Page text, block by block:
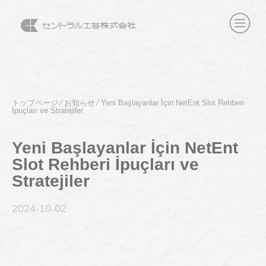
トップページ⁄ お知らせ⁄Yeni Başlayanlar İçin NetEnt Slot Rehberi
İpuçları ve Stratejiler
Yeni Başlayanlar İçin NetEnt
Slot Rehberi İpuçları ve
Stratejiler
2024-10-02